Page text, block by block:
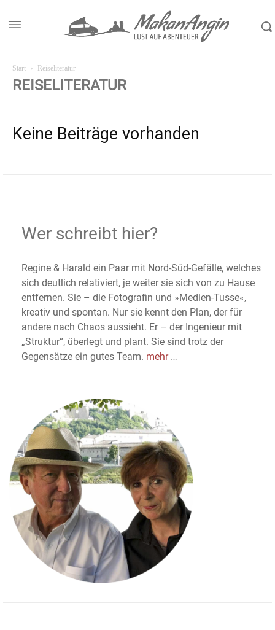
Start Reiseliteratur
REISELITERATUR
Keine Beiträge vorhanden
Wer schreibt hier?
Regine & Harald ein Paar mit Nord-Süd-Gefälle, welches
sich deutlich relativiert, je weiter sie sich von zu Hause
entfernen. Sie – die Fotografin und »Medien-Tusse«,
kreativ und spontan. Nur sie kennt den Plan, der für
andere nach Chaos aussieht. Er – der Ingenieur mit
„Struktur“, überlegt und plant. Sie sind trotz der
Gegensätze ein gutes Team. mehr …